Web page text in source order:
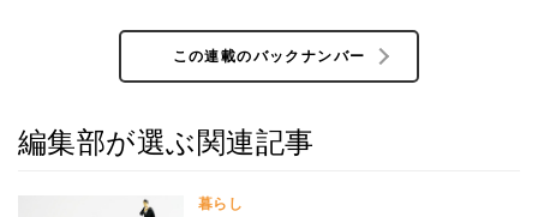
この連載のバックナンバー
編集部が選ぶ関連記事
暮らし